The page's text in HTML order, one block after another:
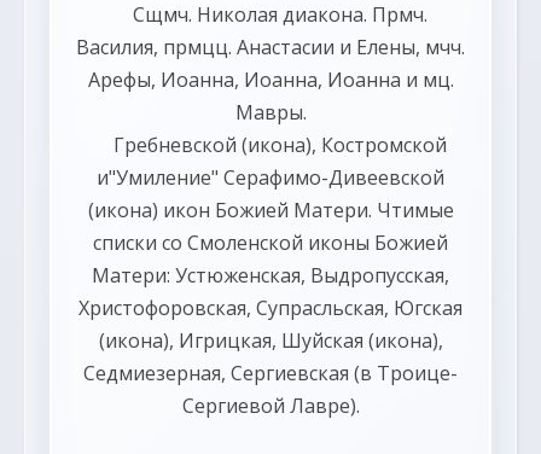
Сщмч. Николая диакона. Прмч.
Василия, прмцц. Анастасии и Елены, мчч.
Арефы, Иоанна, Иоанна, Иоанна и мц.
Мавры.
Гребневской (икона), Костромской
и"Умиление" Серафимо-Дивеевской
(икона) икон Божией Матери. Чтимые
списки со Смоленской иконы Божией
Матери: Устюженская, Выдропусская,
Христофоровская, Супрасльская, Югская
(икона), Игрицкая, Шуйская (икона),
Седмиезерная, Сергиевская (в Троице-
Сергиевой Лавре).